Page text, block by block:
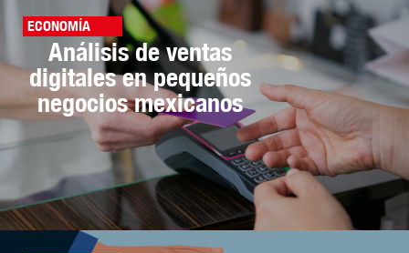
ECONOMÍA
Análisis de ventas
digitales en pequeños
negocios mexicanos